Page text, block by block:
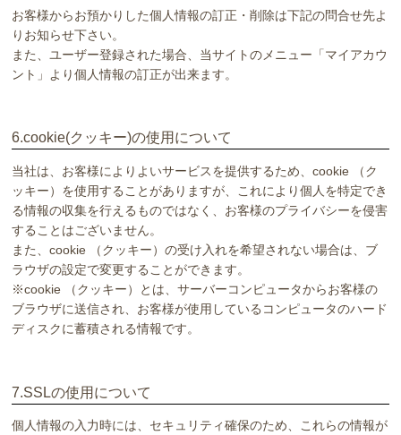
お客様からお預かりした個人情報の訂正・削除は下記の問合せ先よ
りお知らせ下さい。
また、ユーザー登録された場合、当サイトのメニュー「マイアカウ
ント」より個人情報の訂正が出来ます。
6.cookie(クッキー)の使用について
当社は、お客様によりよいサービスを提供するため、cookie （ク
ッキー）を使用することがありますが、これにより個人を特定でき
る情報の収集を行えるものではなく、お客様のプライバシーを侵害
することはございません。
また、cookie （クッキー）の受け入れを希望されない場合は、ブ
ラウザの設定で変更することができます。
※cookie （クッキー）とは、サーバーコンピュータからお客様の
ブラウザに送信され、お客様が使用しているコンピュータのハード
ディスクに蓄積される情報です。
7.SSLの使用について
個人情報の入力時には、セキュリティ確保のため、これらの情報が